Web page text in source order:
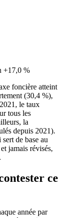
+17,0 %
foncière atteint
(30,4 %),
le taux
tous les
la
depuis 2021).
de base au
jamais révisés,
ce
année par